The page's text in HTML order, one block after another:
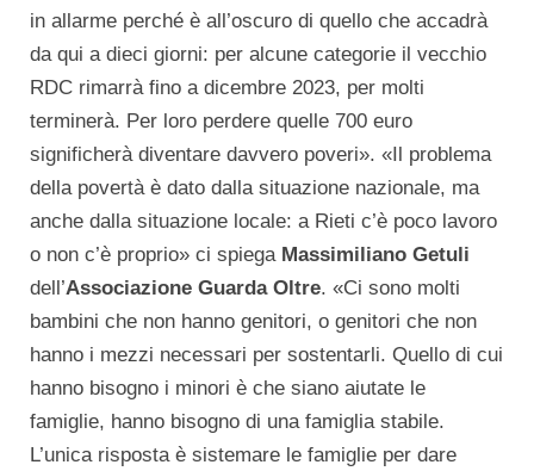
in allarme perché è all’oscuro di quello che accadrà
da qui a dieci giorni: per alcune categorie il vecchio
RDC rimarrà fino a dicembre 2023, per molti
terminerà. Per loro perdere quelle 700 euro
significherà diventare davvero poveri». «Il problema
della povertà è dato dalla situazione nazionale, ma
anche dalla situazione locale: a Rieti c’è poco lavoro
o non c’è proprio» ci spiega Massimiliano Getuli
dell’Associazione Guarda Oltre. «Ci sono molti
bambini che non hanno genitori, o genitori che non
hanno i mezzi necessari per sostentarli. Quello di cui
hanno bisogno i minori è che siano aiutate le
famiglie, hanno bisogno di una famiglia stabile.
L’unica risposta è sistemare le famiglie per dare